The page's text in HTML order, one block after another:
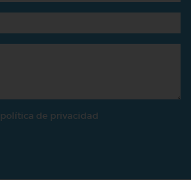
política de privacidad